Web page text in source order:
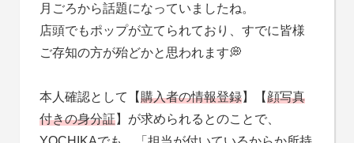
月ごろから話題になっていましたね。
店頭でもポップが立てられており、すでに皆様
ご存知の方が殆どかと思われます💭
本人確認として【購入者の情報登録】【顔写真
付きの身分証】が求められるとのことで、